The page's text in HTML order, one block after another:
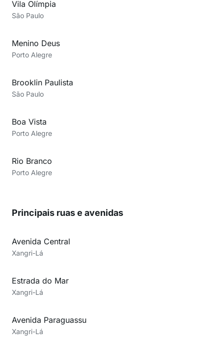
Vila Olímpia
São Paulo
Menino Deus
Porto Alegre
Brooklin Paulista
São Paulo
Boa Vista
Porto Alegre
Rio Branco
Porto Alegre
Principais ruas e avenidas
Avenida Central
Xangri-Lá
Estrada do Mar
Xangri-Lá
Avenida Paraguassu
Xangri-Lá